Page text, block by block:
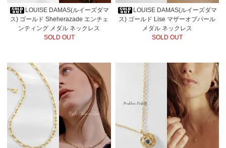
LOUISE DAMAS(ルイーズダマ
ス) ゴールド Sheherazade エンチェ
ンティング メダル ネックレス
SOLD OUT
LOUISE DAMAS(ルイーズダマ
ス) ゴールド Lise マザーオブパール
メダル ネックレス
SOLD OUT